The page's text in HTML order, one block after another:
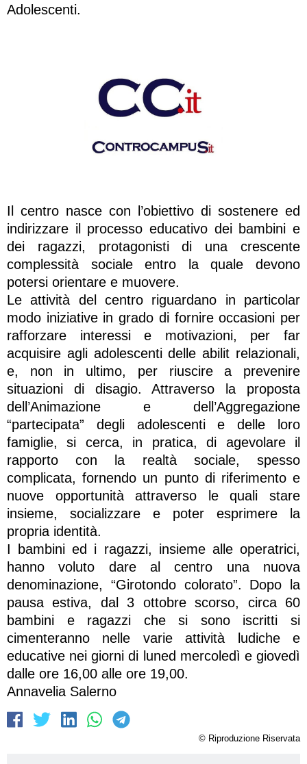
Adolescenti.
Il centro nasce con l’obiettivo di sostenere ed
indirizzare il processo educativo dei bambini e
dei ragazzi, protagonisti di una crescente
complessità sociale entro la quale devono
potersi orientare e muovere.
Le attività del centro riguardano in particolar
modo iniziative in grado di fornire occasioni per
rafforzare interessi e motivazioni, per far
acquisire agli adolescenti delle abilit relazionali,
e, non in ultimo, per riuscire a prevenire
situazioni di disagio. Attraverso la proposta
dell’Animazione e dell’Aggregazione
“partecipata” degli adolescenti e delle loro
famiglie, si cerca, in pratica, di agevolare il
rapporto con la realtà sociale, spesso
complicata, fornendo un punto di riferimento e
nuove opportunità attraverso le quali stare
insieme, socializzare e poter esprimere la
propria identità.
I bambini ed i ragazzi, insieme alle operatrici,
hanno voluto dare al centro una nuova
denominazione, “Girotondo colorato”. Dopo la
pausa estiva, dal 3 ottobre scorso, circa 60
bambini e ragazzi che si sono iscritti si
cimenteranno nelle varie attività ludiche e
educative nei giorni di luned mercoledì e giovedì
dalle ore 16,00 alle ore 19,00.
Annavelia Salerno
© Riproduzione Riservata